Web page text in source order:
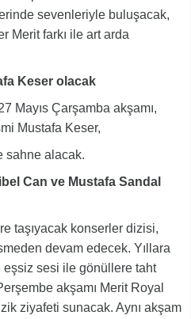
sevenleriyle buluşacak,
Merit farkı ile art arda
Keser olacak
Mayıs Çarşamba akşamı,
Mustafa Keser,
sahne alacak.
Can ve Mustafa Sandal
taşıyacak konserler dizisi,
devam edecek. Yıllara
sesi ile gönüllere taht
akşamı Merit Royal
ziyafeti sunacak. Aynı akşam